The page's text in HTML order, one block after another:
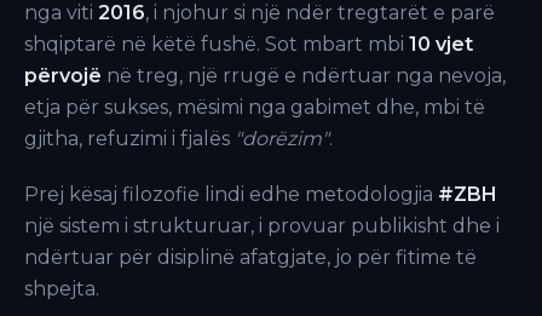
nga viti 2016, i njohur si një ndër tregtarët e parë
shqiptarë në këtë fushë. Sot mbart mbi 10 vjet
përvojë në treg, një rrugë e ndërtuar nga nevoja,
etja për sukses, mësimi nga gabimet dhe, mbi të
gjitha, refuzimi i fjalës "dorëzim".
Prej kësaj filozofie lindi edhe metodologjia #ZBH
një sistem i strukturuar, i provuar publikisht dhe i
ndërtuar për disiplinë afatgjate, jo për fitime të
shpejta.